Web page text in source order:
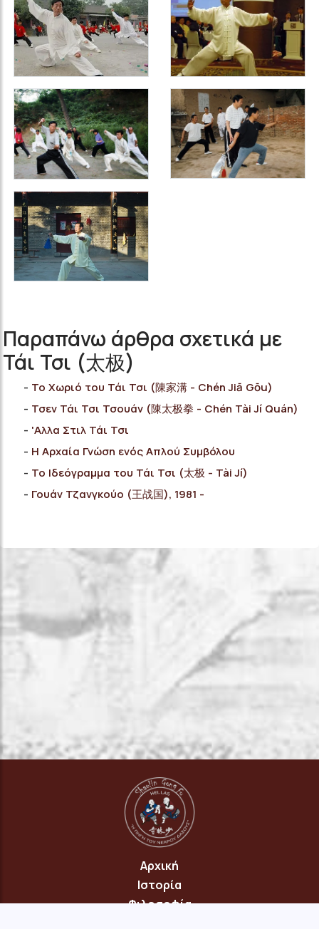
Παραπάνω άρθρα σχετικά με
Τάι Τσι (太极)
Το Χωριό του Τάι Τσι (陳家溝 - Chén Jiā Gōu)
Τσεν Τάι Τσι Τσουάν (陳太极拳 - Chén Tài Jí Quán)
'Αλλα Στιλ Τάι Τσι
Η Αρχαία Γνώση ενός Απλού Συμβόλου
Το Ιδεόγραμμα του Τάι Τσι (太极 - Tài Jí)
Γουάν Τζανγκούο (王战国), 1981 -
Αρχική
Ιστορία
Φιλοσοφία